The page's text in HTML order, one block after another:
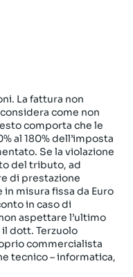
La fattura non
come non
comporta che le
al 180% dell’imposta
Se la violazione
del tributo, ad
di prestazione
misura fissa da Euro
in caso di
aspettare l’ultimo
dott. Terzuolo
commercialista
tecnico – informatica,